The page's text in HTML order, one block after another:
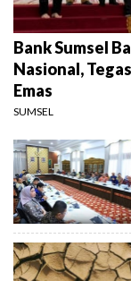
Bank Sumsel
Nasional,
Emas
SUMSEL